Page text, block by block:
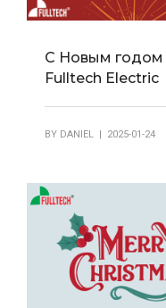
С Новым годом
Fulltech Electric
BY DANIEL | 2025-01-24